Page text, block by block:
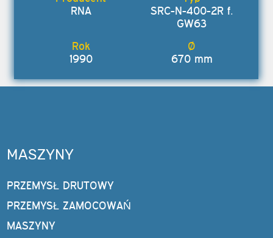
RNA
SRC-N-400-2R f.
GW63
1990 670 mm
MASZYNY
PRZEMYSŁ DRUTOWY
PRZEMYSŁ ZAMOCOWAŃ
MASZYNY